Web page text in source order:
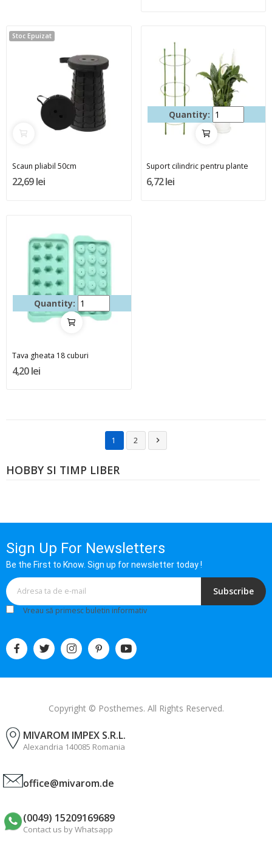
HOBBY SI TIMP LIBER
Stoc Epuizat
Scaun pliabil 50cm
22,69 lei
Quantity:
Suport cilindric pentru plante
6,72 lei
Quantity:
Tava gheata 18 cuburi
4,20 lei
1 2 
Sign Up For Newsletters
Be the First to Know. Sign up for newsletter today !
Subscribe
Vreau să primesc buletin informativ
Copyright © Posthemes. All Rights Reserved.
MIVAROM IMPEX S.R.L.
Alexandria 140085 Romania
office@mivarom.de
(0049) 15209169689
Contact us by Whatsapp